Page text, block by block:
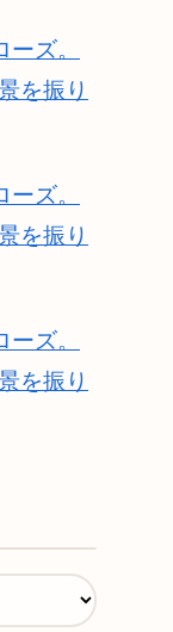
ズ。
を振り
ズ。
を振り
ズ。
を振り